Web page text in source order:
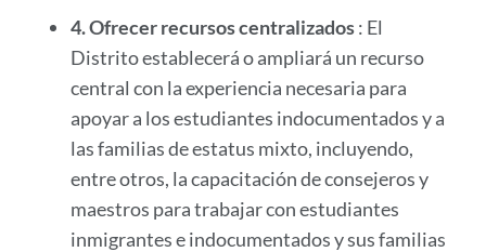
4.Ofrecer recursos centralizados: El
Distrito establecerá o ampliará un recurso
central con la experiencia necesaria para
apoyar a los estudiantes indocumentados y a
las familias de estatus mixto, incluyendo,
entre otros, la capacitación de consejeros y
maestros para trabajar con estudiantes
inmigrantes e indocumentados y sus familias